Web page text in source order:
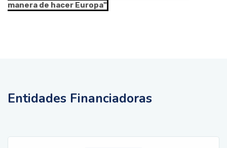
manera de hacer Europa"
Entidades Financiadoras